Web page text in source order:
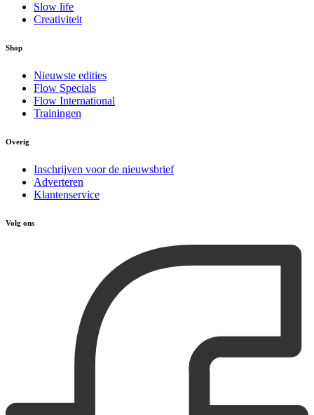
Slow life
Creativiteit
Shop
Nieuwste edities
Flow Specials
Flow International
Trainingen
Overig
Inschrijven voor de nieuwsbrief
Adverteren
Klantenservice
Volg ons